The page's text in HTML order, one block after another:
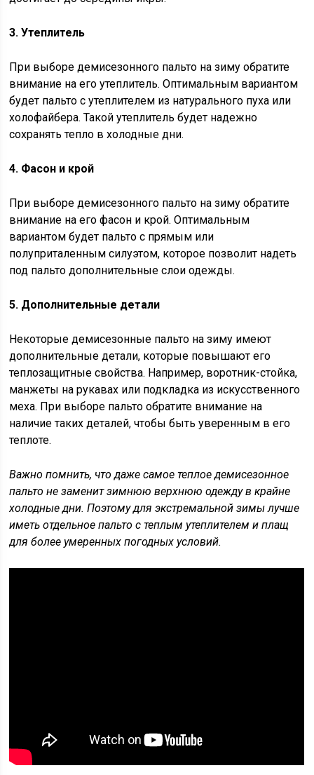
3. Утеплитель
При выборе демисезонного пальто на зиму обратите
внимание на его утеплитель. Оптимальным вариантом
будет пальто с утеплителем из натурального пуха или
холофайбера. Такой утеплитель будет надежно
сохранять тепло в холодные дни.
4. Фасон и крой
При выборе демисезонного пальто на зиму обратите
внимание на его фасон и крой. Оптимальным
вариантом будет пальто с прямым или
полуприталенным силуэтом, которое позволит надеть
под пальто дополнительные слои одежды.
5. Дополнительные детали
Некоторые демисезонные пальто на зиму имеют
дополнительные детали, которые повышают его
теплозащитные свойства. Например, воротник-стойка,
манжеты на рукавах или подкладка из искусственного
меха. При выборе пальто обратите внимание на
наличие таких деталей, чтобы быть уверенным в его
теплоте.
Важно помнить, что даже самое теплое демисезонное
пальто не заменит зимнюю верхнюю одежду в крайне
холодные дни. Поэтому для экстремальной зимы лучше
иметь отдельное пальто с теплым утеплителем и плащ
для более умеренных погодных условий.